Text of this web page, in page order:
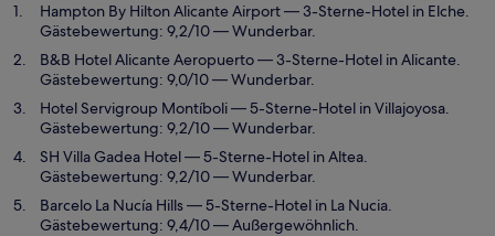
Hampton By Hilton Alicante Airport— 3-Sterne-Hotel in Elche.
Gästebewertung: 9,2/10 — Wunderbar.
B&B Hotel Alicante Aeropuerto— 3-Sterne-Hotel in Alicante.
Gästebewertung: 9,0/10 — Wunderbar.
Hotel Servigroup Montíboli— 5-Sterne-Hotel in Villajoyosa.
Gästebewertung: 9,2/10 — Wunderbar.
SH Villa Gadea Hotel— 5-Sterne-Hotel in Altea.
Gästebewertung: 9,2/10 — Wunderbar.
Barcelo La Nucía Hills— 5-Sterne-Hotel in La Nucia.
Gästebewertung: 9,4/10 — Außergewöhnlich.